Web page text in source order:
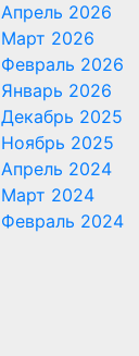
Апрель 2026
Март 2026
Февраль 2026
Январь 2026
Декабрь 2025
Ноябрь 2025
Апрель 2024
Март 2024
Февраль 2024